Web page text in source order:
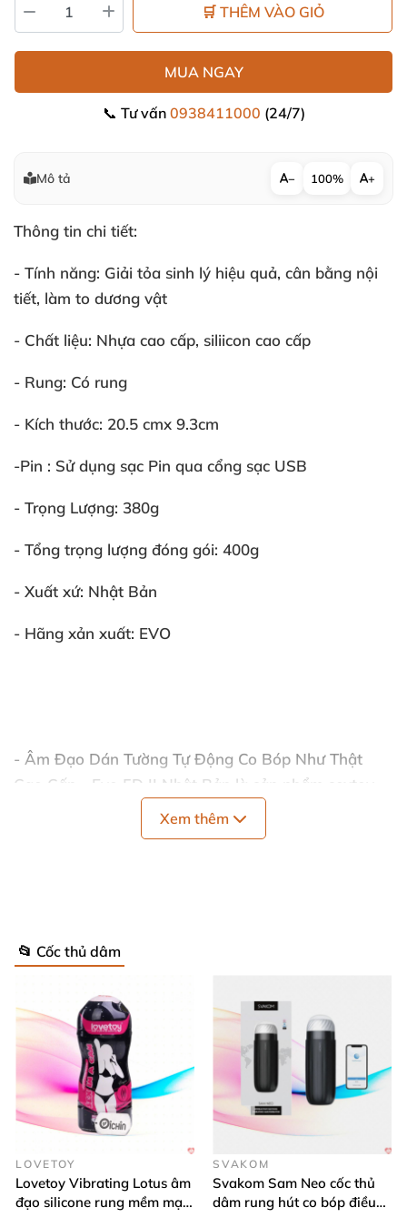
🛒 THÊM VÀO GIỎ
MUA NGAY
📞 Tư vấn 0938411000 (24/7)
Mô tả − 100% +
Thông tin chi tiết:
- Tính năng: Giải tỏa sinh lý hiệu quả, cân bằng nội
tiết, làm to dương vật
- Chất liệu: Nhựa cao cấp, siliicon cao cấp
- Rung: Có rung
- Kích thước: 20.5 cmx 9.3cm
-Pin : Sử dụng sạc Pin qua cổng sạc USB
- Trọng Lượng: 380g
- Tổng trọng lượng đóng gói: 400g
- Xuất xứ: Nhật Bản
- Hãng xản xuất: EVO
- Âm Đạo Dán Tường Tự Động Co Bóp Như Thật
Cao Cấp - Evo 5D II Nhật Bản
là sản phẩm sextoy
của hãng EVO nhằm giúp
giải tỏa sinh lý hiệu quả, sản phẩm là một sự trải
thích
- Chất liệu nhựa ABS và silicon cao cấpđược cấp
phépcủa bộ y tế nên sản phẩm hoàn toàn không
gây tổn hại tới "Cậu nhỏ"
Ngoài ra bộ phận rung
thiết kế đi kèmsẽ phấn khích, tạo ham muốn hơn
các chàng khi sử dụng sản phẩm.
Xem thêm
📂 Cốc thủ dâm
LOVETOY
Lovetoy Vibrating Lotus âm
đạo silicone rung mềm mại
SVAKOM
Svakom Sam Neo cốc thủ
dâm rung hút co bóp điều